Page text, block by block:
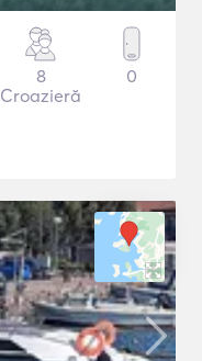
8
Croazieră
0